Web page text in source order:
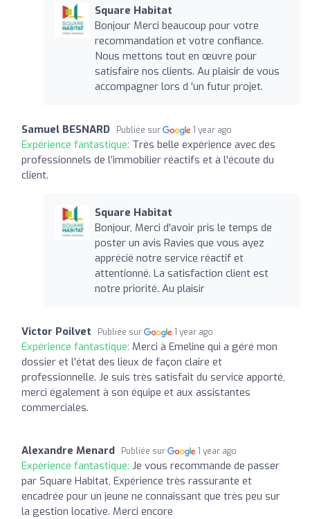
Square Habitat
Bonjour Merci beaucoup pour votre
recommandation et votre confiance.
Nous mettons tout en œuvre pour
satisfaire nos clients. Au plaisir de vous
accompagner lors d 'un futur projet.
Samuel BESNARD Publiée sur 1 year ago
Expérience fantastique: Très belle expérience avec des
professionnels de l’immobilier réactifs et à l'écoute du
client.
Square Habitat
Bonjour, Merci d'avoir pris le temps de
poster un avis Ravies que vous ayez
apprécié notre service réactif et
attentionné. La satisfaction client est
notre priorité. Au plaisir
Victor Poilvet Publiée sur 1 year ago
Expérience fantastique: Merci à Emeline qui a géré mon
dossier et l'état des lieux de façon claire et
professionnelle. Je suis très satisfait du service apporté,
merci également à son équipe et aux assistantes
commerciales.
Alexandre Menard Publiée sur 1 year ago
Expérience fantastique: Je vous recommande de passer
par Square Habitat, Expérience très rassurante et
encadrée pour un jeune ne connaissant que très peu sur
la gestion locative. Merci encore